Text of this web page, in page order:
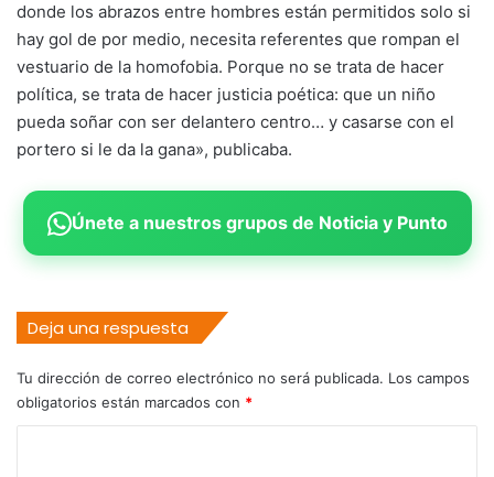
donde los abrazos entre hombres están permitidos solo si
hay gol de por medio, necesita referentes que rompan el
vestuario de la homofobia. Porque no se trata de hacer
política, se trata de hacer justicia poética: que un niño
pueda soñar con ser delantero centro… y casarse con el
portero si le da la gana», publicaba.
Únete a nuestros grupos de Noticia y Punto
Deja una respuesta
Tu dirección de correo electrónico no será publicada. Los campos
obligatorios están marcados con *